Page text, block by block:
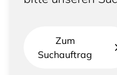
Zum
Suchauftrag